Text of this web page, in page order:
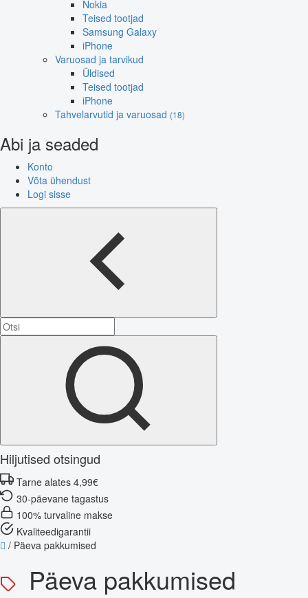
Nokia
Teised tootjad
Samsung Galaxy
iPhone
Varuosad ja tarvikud
Üldised
Teised tootjad
iPhone
Tahvelarvutid ja varuosad (18)
Abi ja seaded
Konto
Võta ühendust
Logi sisse
Hiljutised otsingud
Tarne alates 4,99€
30-päevane tagastus
100% turvaline makse
Kvaliteedigarantii
/ Päeva pakkumised
Päeva pakkumised